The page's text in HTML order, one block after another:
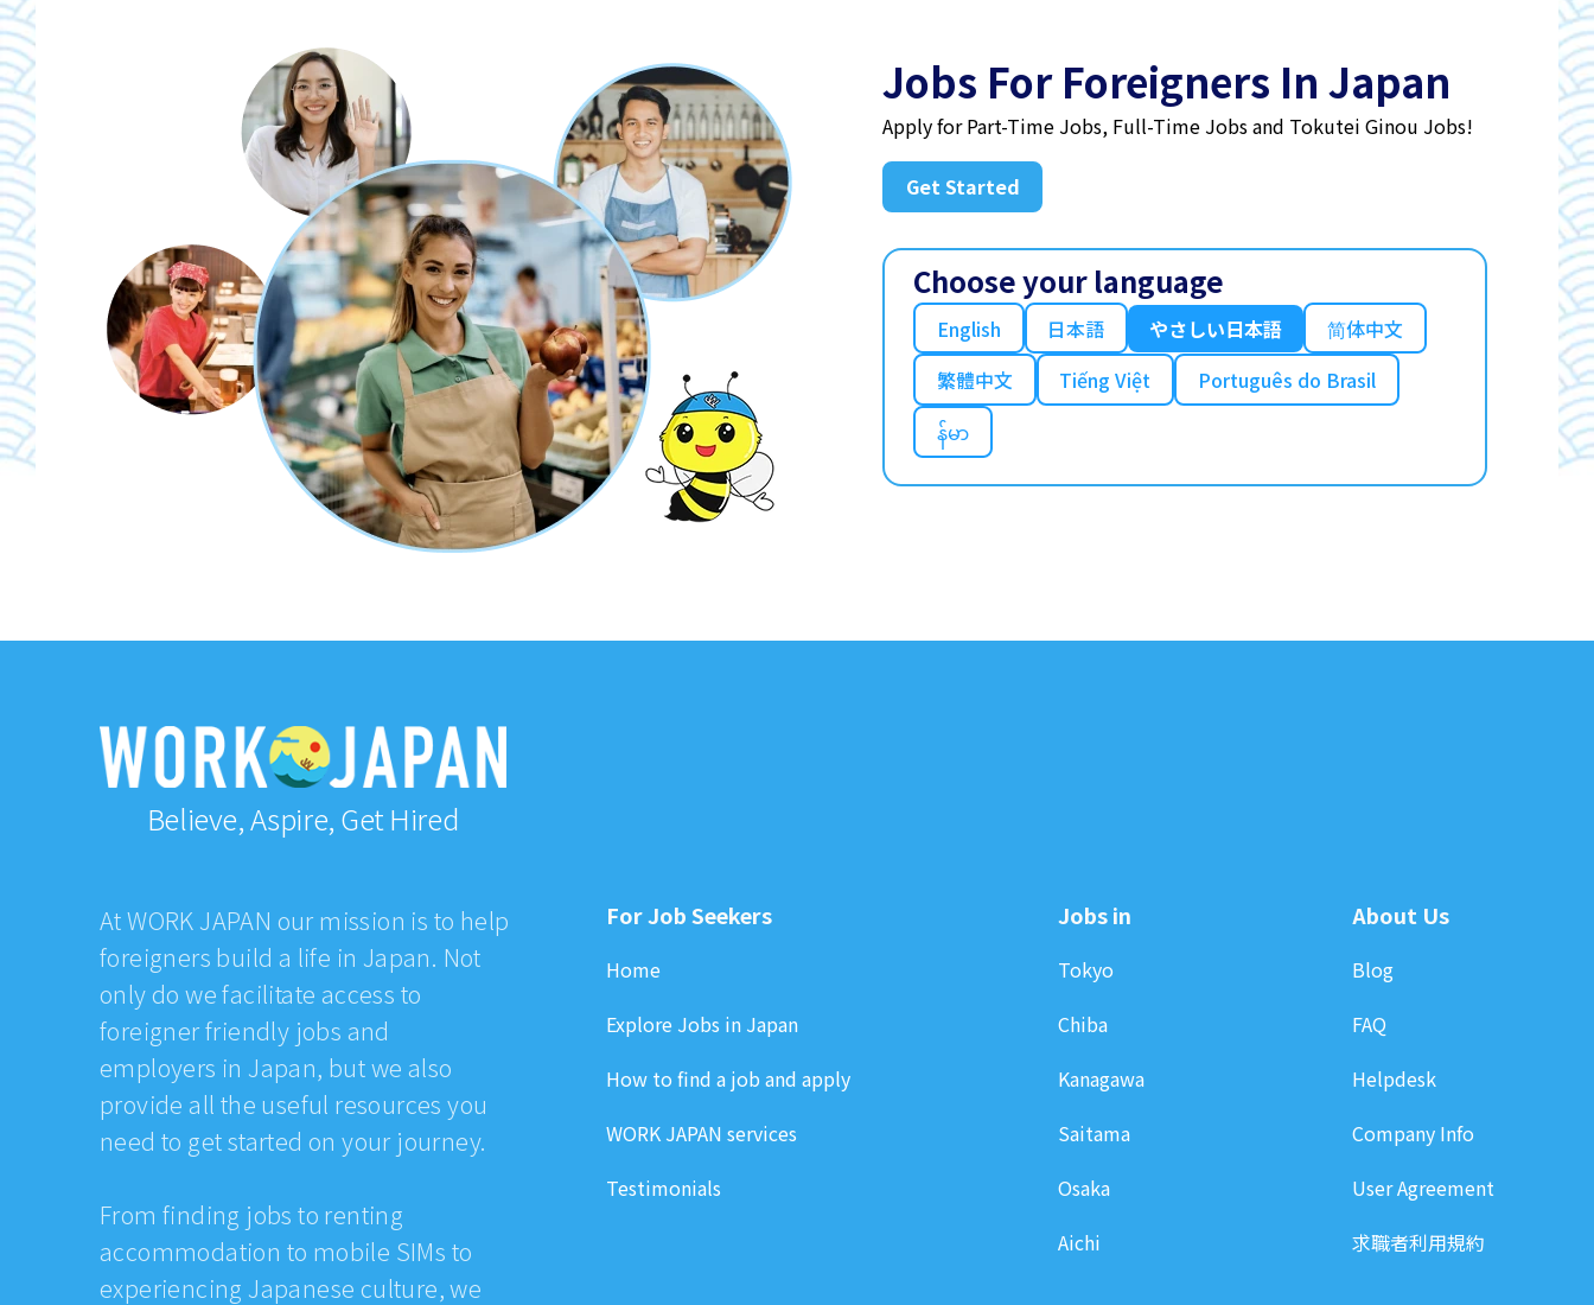
Jobs For Foreigners In Japan
Apply for Part-Time Jobs, Full-Time Jobs and Tokutei Ginou Jobs!
Get Started
Choose your language
English 日本語 やさしい日本語
简体中文
繁體中文
Tiếng Việt
Português do Brasil
န်မာ
Believe, Aspire, Get Hired
At WORK JAPAN our mission is to help
foreigners build a life in Japan. Not
only do we facilitate access to
foreigner friendly jobs and
employers in Japan, but we also
provide all the useful resources you
need to get started on your journey.
From finding jobs to renting
accommodation to mobile SIMs to
experiencing Japanese culture, we
For Job Seekers
Home
Explore Jobs in Japan
How to find a job and apply
WORK JAPAN services
Testimonials
Jobs in
Tokyo
Chiba
Kanagawa
Saitama
Osaka
Aichi
About Us
Blog
FAQ
Helpdesk
Company Info
User Agreement
求職者利用規約